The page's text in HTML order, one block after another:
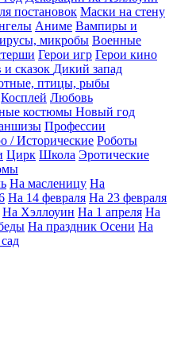
постановок Маски на стену
Аниме Вампиры и
микробы Военные
Герои игр Герои кино
сказок Дикий запад
птицы, рыбы
Косплей Любовь
костюмы Новый год
Профессии
/ Исторические Роботы
Цирк Школа Эротические
На масленицу На
На 14 февраля На 23 февраля
На Хэллоуин На 1 апреля На
На праздник Осени На